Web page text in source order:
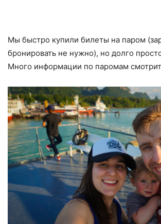
Мы быстро купили билеты на паром
бронировать не нужно), но долго
Много информации по паромам